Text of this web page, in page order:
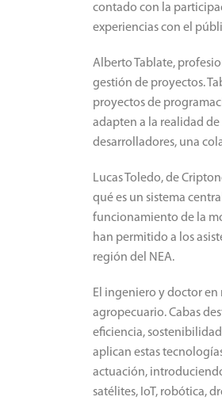
contado con la
experiencias con el
Alberto Tablate,
gestión de proyectos.
proyectos de
adapten a la realidad
desarrolladores, una
Lucas Toledo, de
qué es un sistema
funcionamiento de la
han permitido a los
región del NEA.
El ingeniero y doctor en
agropecuario. Cabas
eficiencia,
aplican estas
actuación,
satélites, IoT, robótica,